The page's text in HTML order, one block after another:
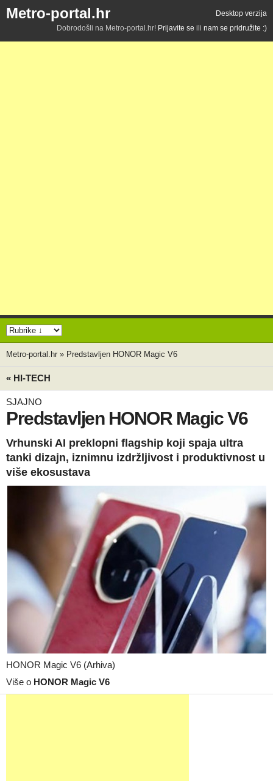
Metro-portal.hr
Desktop verzija
Dobrodošli na Metro-portal.hr! Prijavite se ili nam se pridružite :)
Metro-portal.hr » Predstavljen HONOR Magic V6
« HI-TECH
SJAJNO
Predstavljen HONOR Magic V6
Vrhunski AI preklopni flagship koji spaja ultra
tanki dizajn, iznimnu izdržljivost i produktivnost u
više ekosustava
HONOR Magic V6 (Arhiva)
Više o HONOR Magic V6